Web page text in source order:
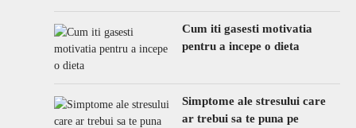
Cum iti gasesti motivatia
pentru a incepe o dieta
Simptome ale stresului care
ar trebui sa te puna pe